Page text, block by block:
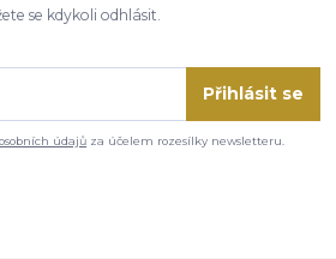
se kdykoli odhlásit.
Přihlásit se
údajů za účelem rozesílky newsletteru.